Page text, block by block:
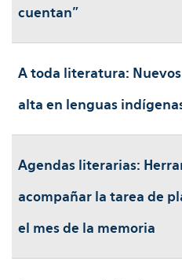
cuentan”
A toda literatura:
alta en lenguas
Agendas literarias:
acompañar la tarea de
el mes de la memoria